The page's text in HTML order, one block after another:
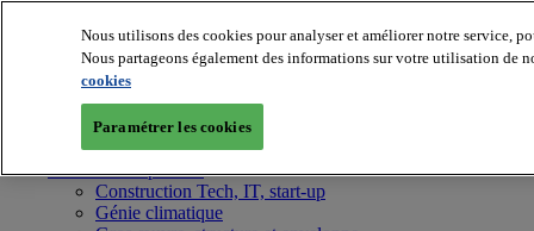
Batiradio
Articles & expertises
Construction Tech, IT, start-up
Génie climatique
Nous utilisons des cookies pour analyser et améliorer notre service,
Nous partageons également des informations sur votre utilisation de
cookies
Paramétrer les cookies